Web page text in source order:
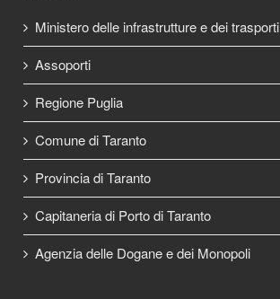
Ministero delle infrastrutture e dei trasporti
Assoporti
Regione Puglia
Comune di Taranto
Provincia di Taranto
Capitaneria di Porto di Taranto
Agenzia delle Dogane e dei Monopoli